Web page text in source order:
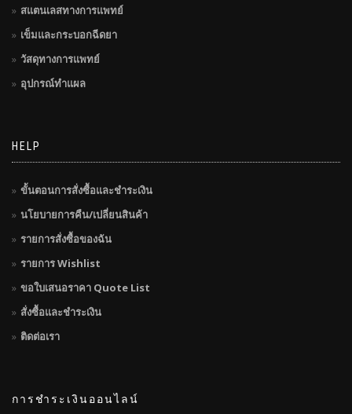
สแตนเลสทางการแพทย์
เข็มและกระบอกฉีดยา
วัสดุทางการแพทย์
อุปกรณ์ทำแผล
HELP
ขั้นตอนการสั่งซื้อและชำระเงิน
นโยบายการคืน/เปลี่ยนสินค้า
รายการสั่งซื้อของฉัน
รายการ Wishlist
ขอใบเสนอราคา Quote List
สั่งซื้อและชำระเงิน
ติดต่อเรา
การชำระเงินออนไลน์